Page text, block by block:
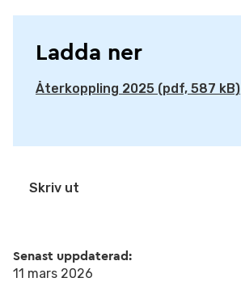
Ladda ner
Återkoppling 2025 (pdf, 587 kB)
Skriv ut
Senast uppdaterad:
11 mars 2026